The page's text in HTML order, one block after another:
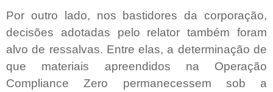
Por outro lado, nos bastidores da corporação,
decisões adotadas pelo relator também foram
alvo de ressalvas. Entre elas, a determinação de
que materiais apreendidos na Operação
Compliance Zero permanecessem sob a